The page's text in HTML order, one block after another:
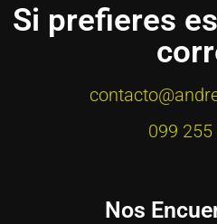
Si prefieres
099 255
Nos